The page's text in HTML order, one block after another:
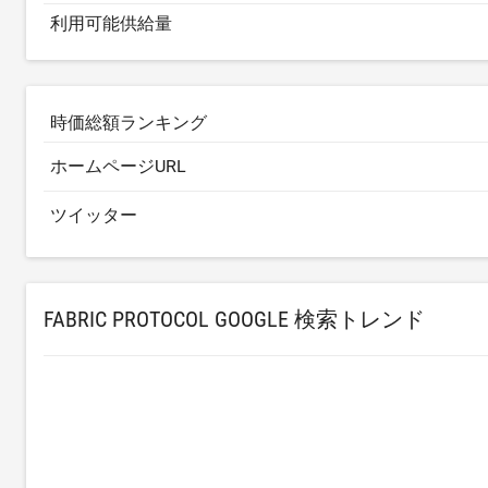
利用可能供給量
時価総額ランキング
ホームページURL
ツイッター
FABRIC PROTOCOL GOOGLE 検索トレンド